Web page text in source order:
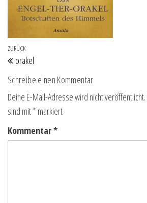
Beitragsnavigation
Vorheriger Beitrag
ZURÜCK
orakel
Schreibe einen Kommentar
Deine E-Mail-Adresse wird nicht veröffentlicht.
sind mit* markiert
Kommentar*